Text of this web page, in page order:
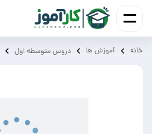
خانه آموزش ‌ها دروس متوسطه اول